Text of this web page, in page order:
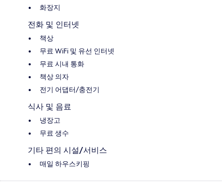
화장지
전화 및 인터넷
책상
무료 WiFi 및 유선 인터넷
무료 시내 통화
책상 의자
전기 어댑터/충전기
식사 및 음료
냉장고
무료 생수
기타 편의 시설/서비스
매일 하우스키핑